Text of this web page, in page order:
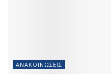
ΑΝΑΚΟΙΝΏΣΕΙΣ